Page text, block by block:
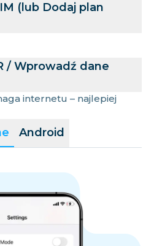
Android
(lub Dodaj plan
/ Wprowadź dane
internetu – najlepiej